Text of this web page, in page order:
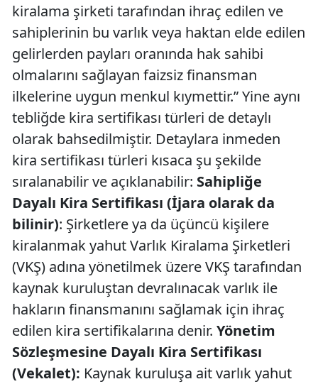
kiralama şirketi tarafından ihraç edilen ve
sahiplerinin bu varlık veya haktan elde edilen
gelirlerden payları oranında hak sahibi
olmalarını sağlayan faizsiz finansman
ilkelerine uygun menkul kıymettir.” Yine aynı
tebliğde kira sertifikası türleri de detaylı
olarak bahsedilmiştir. Detaylara inmeden
kira sertifikası türleri kısaca şu şekilde
sıralanabilir ve açıklanabilir: Sahipliğe
Dayalı Kira Sertifikası (İjara olarak da
bilinir): Şirketlere ya da üçüncü kişilere
kiralanmak yahut Varlık Kiralama Şirketleri
(VKŞ) adına yönetilmek üzere VKŞ tarafından
kaynak kuruluştan devralınacak varlık ile
hakların finansmanını sağlamak için ihraç
edilen kira sertifikalarına denir. Yönetim
Sözleşmesine Dayalı Kira Sertifikası
(Vekalet): Kaynak kuruluşa ait varlık yahut